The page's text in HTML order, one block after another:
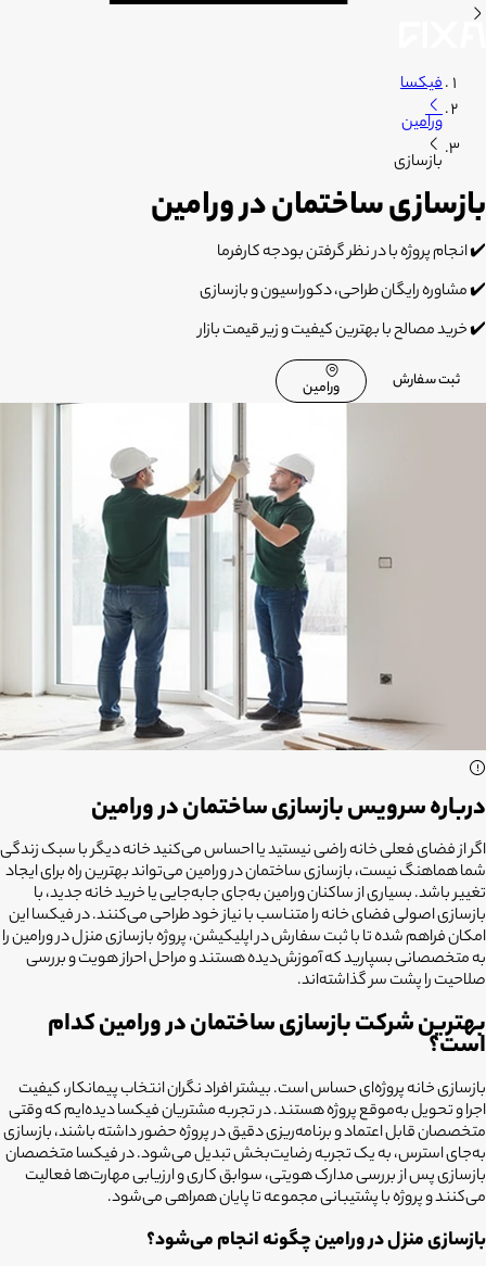
فیکسا
ورامین
بازسازی
بازسازی ساختمان در ورامین
✔️انجام پروژه با در نظر گرفتن بودجه کارفرما
✔️مشاوره رایگان طراحی، دکوراسیون و بازسازی
✔️خرید مصالح با بهترین کیفیت و زیر قیمت بازار
ثبت سفارش ورامین
درباره سرویس بازسازی ساختمان در ورامین
اگر از فضای فعلی خانه راضی نیستید یا احساس می‌کنید خانه دیگر با سبک زندگی
شما هماهنگ نیست،بازسازی ساختمان در ورامینمی‌تواند بهترین راه برای ایجاد
تغییر باشد. بسیاری از ساکنان ورامین به‌جای جابه‌جایی یا خرید خانه جدید، با
بازسازی اصولی فضای خانه را متناسب با نیاز خود طراحی می‌کنند. در فیکسا این
امکان فراهم شده تا با ثبت سفارش در اپلیکیشن، پروژه بازسازی منزل در ورامین را
به متخصصانی بسپارید که آموزش‌دیده هستند و مراحل احراز هویت و بررسی
صلاحیت را پشت سر گذاشته‌اند.
بهترین شرکت بازسازی ساختمان در ورامین کدام
است؟
بازسازی خانه پروژه‌ای حساس است. بیشتر افراد نگران انتخاب پیمانکار، کیفیت
اجرا و تحویل به‌موقع پروژه هستند. در تجربه مشتریان فیکسا دیده‌ایم که وقتی
متخصصان قابل اعتماد و برنامه‌ریزی دقیق در پروژه حضور داشته باشند، بازسازی
به‌جای استرس، به یک تجربه رضایت‌بخش تبدیل می‌شود. در فیکسا متخصصان
بازسازی پس از بررسی مدارک هویتی، سوابق کاری و ارزیابی مهارت‌ها فعالیت
می‌کنند و پروژه با پشتیبانی مجموعه تا پایان همراهی می‌شود.
بازسازی منزل در ورامین چگونه انجام می‌شود؟